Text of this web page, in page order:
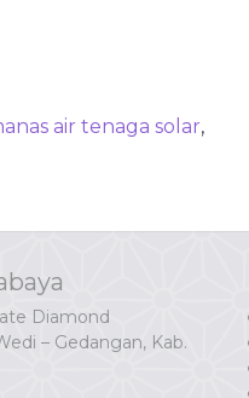
air tenaga solar,
Diamond
– Gedangan, Kab.